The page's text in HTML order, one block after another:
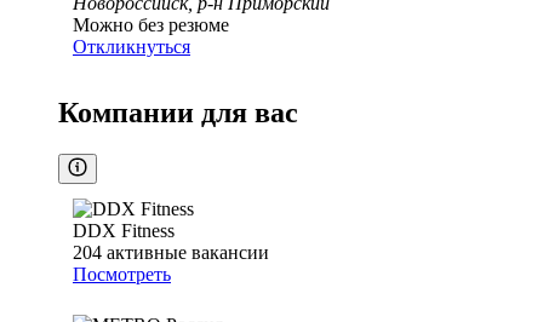
Можно без резюме
Откликнуться
Компании для вас
DDX Fitness
204 активные вакансии
Посмотреть